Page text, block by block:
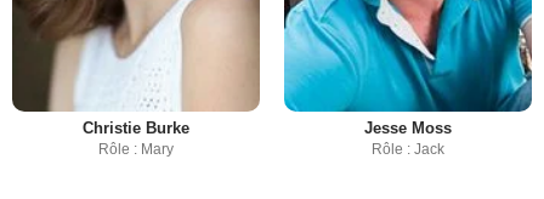
Christie Burke
Rôle : Mary
Jesse Moss
Rôle : Jack